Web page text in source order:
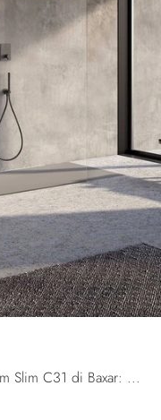
Mobile da Bagno sospeso Block System Slim C31 di Baxar: clicca e scopri di più su mobili bagno sospesi in laccato opaco e accessori della marca.